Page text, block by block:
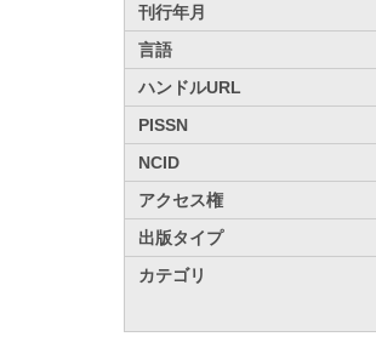
刊行年月
言語
ハンドルURL
PISSN
NCID
アクセス権
出版タイプ
カテゴリ